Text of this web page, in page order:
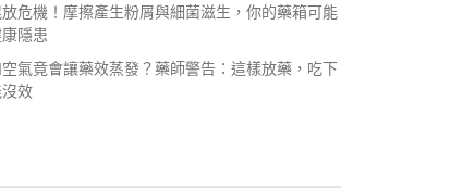
危機！摩擦產生粉屑與細菌滋生，你的藥箱可能
隱患
空氣竟會讓藥效蒸發？藥師警告：這樣放藥，吃下
效